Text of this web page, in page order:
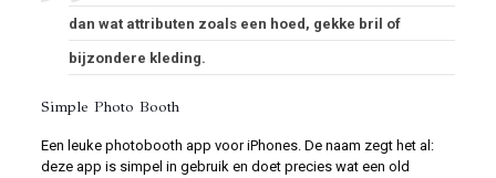
dan wat attributen zoals een hoed, gekke bril of
bijzondere kleding.
Simple Photo Booth
Een leuke photobooth app voor iPhones. De naam zegt het al:
deze app is simpel in gebruik en doet precies wat een old